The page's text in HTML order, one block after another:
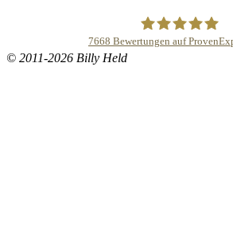
7668 Bewertungen auf
© 2011-2026 Billy Held